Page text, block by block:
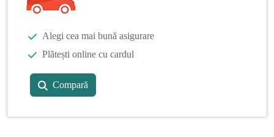
Alegi cea mai bună asigurare
Plătești online cu cardul
Compară